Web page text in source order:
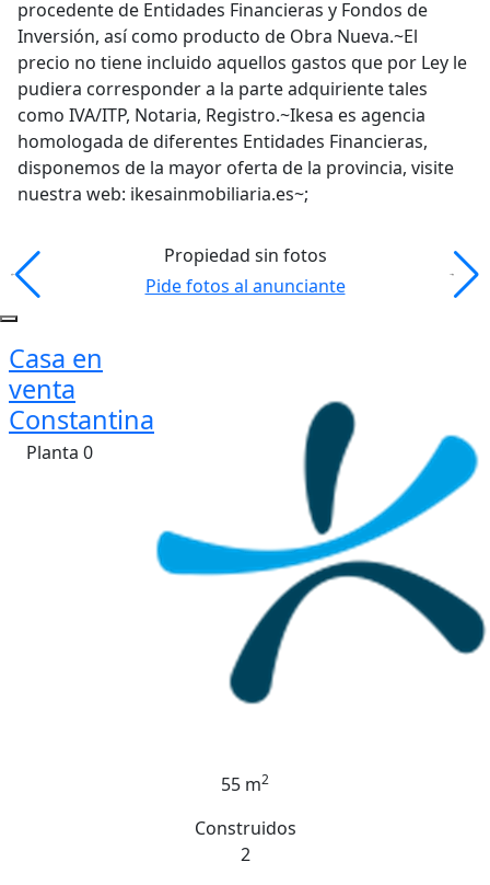
procedente de Entidades Financieras y Fondos de
Inversión, así como producto de Obra Nueva.~El
precio no tiene incluido aquellos gastos que por Ley le
pudiera corresponder a la parte adquiriente tales
como IVA/ITP, Notaria, Registro.~Ikesa es agencia
homologada de diferentes Entidades Financieras,
disponemos de la mayor oferta de la provincia, visite
nuestra web: ikesainmobiliaria.es~;
Propiedad sin fotos
Pide fotos al anunciante
Casa en
venta
Constantina
Planta 0
55 m2
Construidos
2